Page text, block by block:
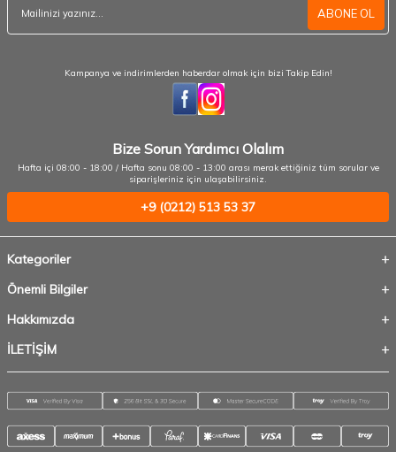
ABONE OL
Kampanya ve indirimlerden haberdar olmak için bizi Takip Edin!
Bize Sorun Yardımcı Olalım
Hafta içi 08:00 - 18:00 / Hafta sonu 08:00 - 13:00 arası merak ettiğiniz tüm sorular ve
siparişleriniz için ulaşabilirsiniz.
+9 (0212) 513 53 37
Kategoriler
Önemli Bilgiler
Hakkımızda
İLETİŞİM